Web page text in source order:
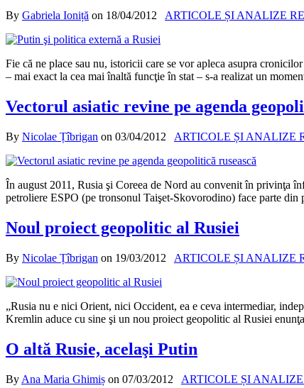
By Gabriela Ioniță on 18/04/2012 ARTICOLE ȘI ANALIZE
Fie că ne place sau nu, istoricii care se vor apleca asupra
– mai exact la cea mai înaltă funcţie în stat – s-a realizat un
Vectorul asiatic revine pe agenda
By Nicolae Țîbrigan on 03/04/2012 ARTICOLE ȘI ANALIZE
În august 2011, Rusia şi Coreea de Nord au convenit în privinţa
petroliere ESPO (pe tronsonul Taişet-Skovorodino) face parte
Noul proiect geopolitic al Rusiei
By Nicolae Țîbrigan on 19/03/2012 ARTICOLE ȘI ANALIZE
„Rusia nu e nici Orient, nici Occident, ea e ceva intermediar,
Kremlin aduce cu sine şi un nou proiect geopolitic al Rusiei
O altă Rusie, acelaşi Putin
By Ana Maria Ghimiș on 07/03/2012 ARTICOLE ȘI